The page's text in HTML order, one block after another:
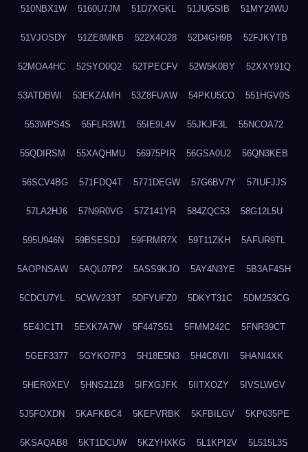
510NBX1W 5160U7JM 51D7XGKL 51JUGSIB 51MY24WU
51VJOSDY 51ZE8MKB 522X4O28 52D4GH9B 52FJKYTB
52MOA4HC 52SYO0Q2 52TPECFV 52W5K0BY 52XXY91Q
53ATDBWI 53EKZAMH 53Z8FUAW 54PKU5CO 551HGV0S
553WPS4S 55FLR3W1 55IE9L4V 55JKJF3L 55NCOA72
55QDIRSM 55XAQHMU 56975PIR 56GSA0U2 56QN3KEB
56SCV4BG 571FDQ4T 5771DEGW 57G6BV7Y 57IUFJJS
57LA2HJ6 57N9R0VG 57Z141YR 584ZQC53 58G12L5U
595U946N 59BSESDJ 59FRMR7X 59T11ZKH 5AFUR9TL
5AOPNSAW 5AQL07P2 5ASS9KJO 5AY4N3YE 5B3AF4SH
5CDCU7YL 5CWV233T 5DFYUFZ0 5DKYT31C 5DM253CG
5E4JC1TI 5EXK7A7W 5F447S51 5FMM242C 5FNR39CT
5GEF3377 5GYKO7P3 5H18E5N3 5H4C8VII 5HANI4XK
5HER0XEV 5HNS21Z8 5IFXGJFK 5IITXOZY 5IVSLWGV
5J5FOXDN 5KAFKBC4 5KEFVRBK 5KFBILGV 5KP635PE
5KSAQAB8 5KT1DCUW 5KZYHXKG 5L1KPI2V 5L515L3S